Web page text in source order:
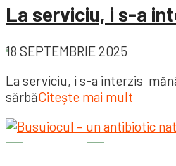
La serviciu, i s-a
18 SEPTEMBRIE 2025
La serviciu, i s-a interzis
sărbăCitește mai mult